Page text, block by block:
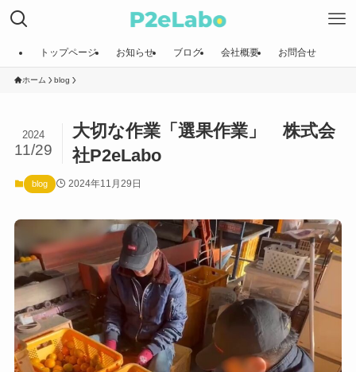
トップページ お知らせ ブログ 会社概要 お問合せ
ホーム blog
大切な作業「選果作業」 株式会
社P2eLabo
2024
11/29
blog 2024年11月29日